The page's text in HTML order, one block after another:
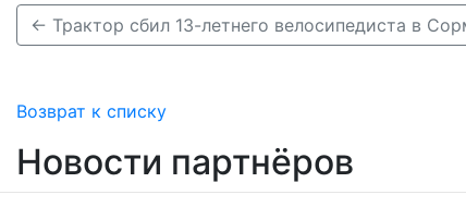
← Трактор сбил 13-летнего велосипедиста в
Возврат к списку
Новости партнёров